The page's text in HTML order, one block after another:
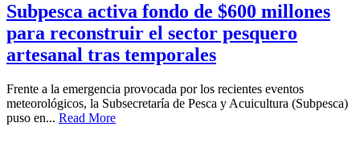
Subpesca activa fondo de $600 millones
para reconstruir el sector pesquero
artesanal tras temporales
Frente a la emergencia provocada por los recientes eventos
meteorológicos, la Subsecretaría de Pesca y Acuicultura (Subpesca)
puso en... Read More